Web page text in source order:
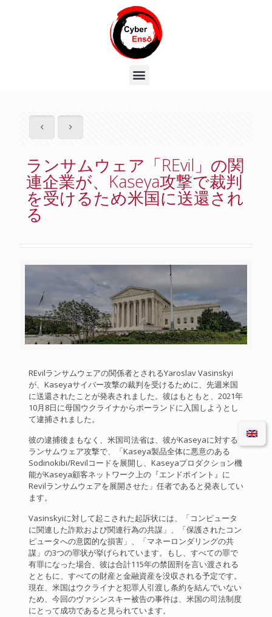
ランサムウェア「REvil」の関
連企業が、Kaseya攻撃で裁判
を受けるため米国に送還され
る
REvilランサムウェアの関係者とされるYaroslav Vasinskyi
が、Kaseyaサイバー攻撃の裁判を受けるために、先週米国
に送還されたことが発表されました。彼はもともと、2021年
10月8日に母国ウクライナからポーランドに入国しようとし
て逮捕されました。
彼の逮捕後まもなく、米国司法省は、彼がKaseyaに対する
ランサムウェア攻撃で、「Kaseya製品全体に悪意のある
Sodinokibi/Revilコードを展開し、Kaseyaプロダクション機
能がKaseya顧客ネットワーク上の『エンドポイント』に
Revilランサムウェアを展開させた」任者であると発表してい
ます。
Vasinskyiに対して起こされた起訴状には、「コンピュータ
に関連した詐欺および関連行為の共謀」、「保護されたコン
ピュータへの意図的な損害」、「マネーロンダリングの共
謀」の3つの罪状が挙げられています。もし、すべての罪で
有罪になった場合、彼は合計115年の禁固刑を言い渡される
とともに、すべての財産と金融資産を没収される予定です。
現在、米国はウクライナと犯罪人引渡し条約を結んでいない
ため、今回のヴァシンスキー被告の事件は、米国の司法制度
にとって成功であると見られています。